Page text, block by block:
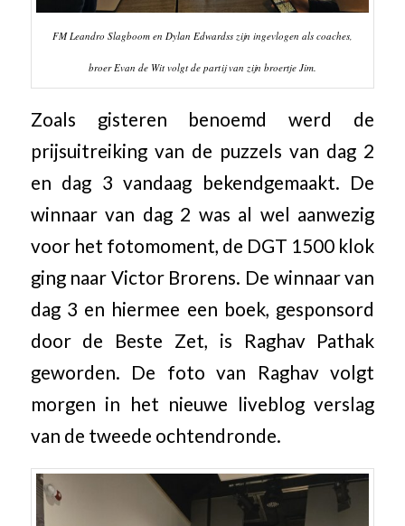
FM Leandro Slagboom en Dylan Edwardss zijn ingevlogen als coaches,
broer Evan de Wit volgt de partij van zijn broertje Jim.
Zoals gisteren benoemd werd de
prijsuitreiking van de puzzels van dag 2
en dag 3 vandaag bekendgemaakt. De
winnaar van dag 2 was al wel aanwezig
voor het fotomoment, de DGT 1500 klok
ging naar Victor Brorens. De winnaar van
dag 3 en hiermee een boek, gesponsord
door de Beste Zet, is Raghav Pathak
geworden. De foto van Raghav volgt
morgen in het nieuwe liveblog verslag
van de tweede ochtendronde.